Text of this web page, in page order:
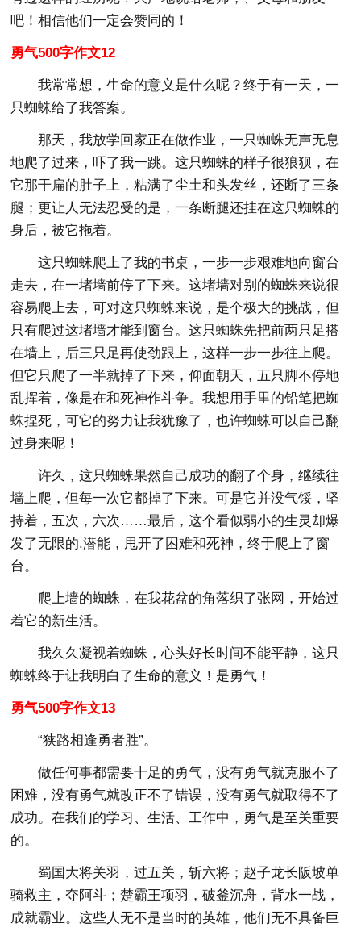
吧！相信他们一定会赞同的！
勇气500字作文12
我常常想，生命的意义是什么呢？终于有一天，一
只蜘蛛给了我答案。
那天，我放学回家正在做作业，一只蜘蛛无声无息
地爬了过来，吓了我一跳。这只蜘蛛的样子很狼狈，在
它那干扁的肚子上，粘满了尘土和头发丝，还断了三条
腿；更让人无法忍受的是，一条断腿还挂在这只蜘蛛的
身后，被它拖着。
这只蜘蛛爬上了我的书桌，一步一步艰难地向窗台
走去，在一堵墙前停了下来。这堵墙对别的蜘蛛来说很
容易爬上去，可对这只蜘蛛来说，是个极大的挑战，但
只有爬过这堵墙才能到窗台。这只蜘蛛先把前两只足搭
在墙上，后三只足再使劲跟上，这样一步一步往上爬。
但它只爬了一半就掉了下来，仰面朝天，五只脚不停地
乱挥着，像是在和死神作斗争。我想用手里的铅笔把蜘
蛛捏死，可它的努力让我犹豫了，也许蜘蛛可以自己翻
过身来呢！
许久，这只蜘蛛果然自己成功的翻了个身，继续往
墙上爬，但每一次它都掉了下来。可是它并没气馁，坚
持着，五次，六次……最后，这个看似弱小的生灵却爆
发了无限的.潜能，甩开了困难和死神，终于爬上了窗
台。
爬上墙的蜘蛛，在我花盆的角落织了张网，开始过
着它的新生活。
我久久凝视着蜘蛛，心头好长时间不能平静，这只
蜘蛛终于让我明白了生命的意义！是勇气！
勇气500字作文13
“狭路相逢勇者胜”。
做任何事都需要十足的勇气，没有勇气就克服不了
困难，没有勇气就改正不了错误，没有勇气就取得不了
成功。在我们的学习、生活、工作中，勇气是至关重要
的。
蜀国大将关羽，过五关，斩六将；赵子龙长阪坡单
骑救主，夺阿斗；楚霸王项羽，破釜沉舟，背水一战，
成就霸业。这些人无不是当时的英雄，他们无不具备巨